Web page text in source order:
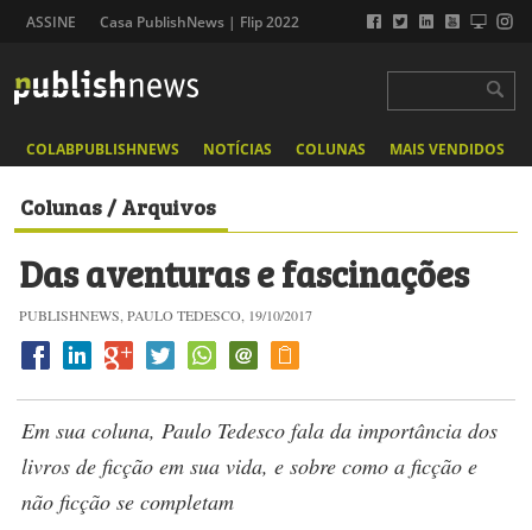
ASSINE Casa PublishNews | Flip 2022
COLABPUBLISHNEWS NOTÍCIAS COLUNAS MAIS VENDIDOS
Colunas / Arquivos
Das aventuras e fascinações
PUBLISHNEWS, PAULO TEDESCO, 19/10/2017
Em sua coluna, Paulo Tedesco fala da importância dos
livros de ficção em sua vida, e sobre como a ficção e
não ficção se completam